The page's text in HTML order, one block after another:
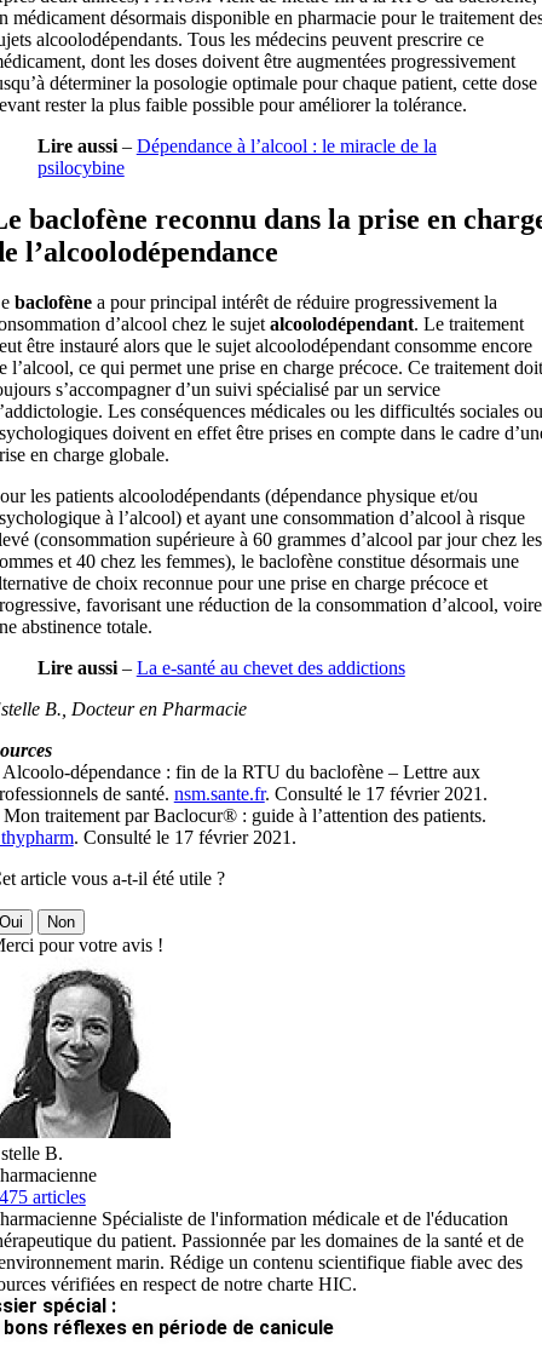
médicament désormais disponible en pharmacie pour le traitement
alcoolodépendants. Tous les médecins peuvent prescrire ce
dont les doses doivent être augmentées progressivement
déterminer la posologie optimale pour chaque patient, cette dose
rester la plus faible possible pour améliorer la tolérance.
Lire aussi– Dépendance à l’alcool : le miracle de la
psilocybine
baclofène reconnu dans la prise en
l’alcoolodépendance
baclofènea pour principal intérêt de réduire progressivement la
d’alcool chez le sujetalcoolodépendant. Le traitement
être instauré alors que le sujet alcoolodépendant consomme encore
l’alcool, ce qui permet une prise en charge précoce. Ce traitement doit
s’accompagner d’un suivi spécialisé par un service
Les conséquences médicales ou les difficultés sociales ou
doivent en effet être prises en compte dans le cadre
en charge globale.
les patients alcoolodépendants (dépendance physique et/ou
à l’alcool) et ayant une consommation d’alcool à risque
(consommation supérieure à 60 grammes d’alcool par jour chez les
et 40 chez les femmes), le baclofène constitue désormais une
de choix reconnue pour une prise en charge précoce et
favorisant une réduction de la consommation d’alcool, voire
abstinence totale.
Lire aussi– La e-santé au chevet des addictions
B., Docteur en Pharmacie
Alcoolo-dépendance : fin de la RTU du baclofène – Lettre aux
de santé. nsm.sante.fr. Consulté le 17 février 2021.
traitement par Baclocur® : guide à l’attention des patients.
. Consulté le 17 février 2021.
article vous a-t-il été utile ?
Non
pour votre avis !
B.
articles
Spécialiste de l'information médicale et de l'éducation
du patient. Passionnée par les domaines de la santé et de
marin. Rédige un contenu scientifique fiable avec des
vérifiées en respect de notre charte HIC.
spécial :
bons réflexes en période de canicule